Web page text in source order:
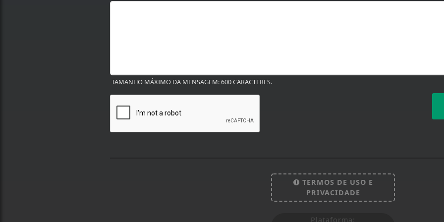
TAMANHO MÁXIMO DA MENSAGEM: 600 CARACTERES.
TERMOS DE USO E
PRIVACIDADE
Plataforma: